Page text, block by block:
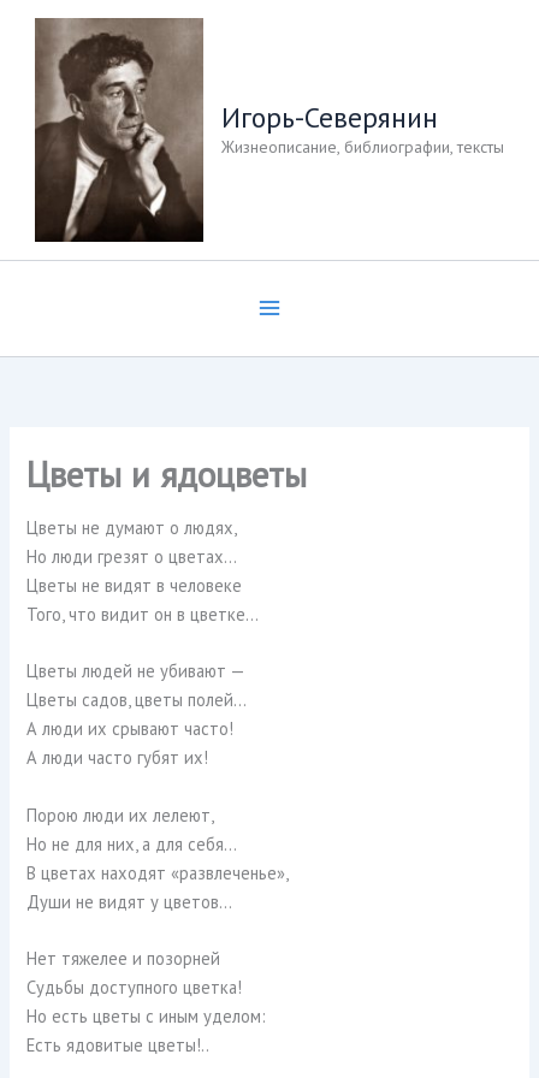
Перейти
содержимому
Игорь-Северянин
Жизнеописание, библиографии, тексты
Цветы и ядоцветы
Цветы не думают о людях,
Но люди грезят о цветах…
Цветы не видят в человеке
Того, что видит он в цветке…
Цветы людей не убивают —
Цветы садов, цветы полей…
А люди их срывают часто!
А люди часто губят их!
Порою люди их лелеют,
Но не для них, а для себя…
В цветах находят «развлеченье»,
Души не видят у цветов…
Нет тяжелее и позорней
Судьбы доступного цветка!
Но есть цветы с иным уделом:
Есть ядовитые цветы!..